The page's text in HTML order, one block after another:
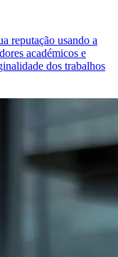
reputação usando a
académicos e
dos trabalhos